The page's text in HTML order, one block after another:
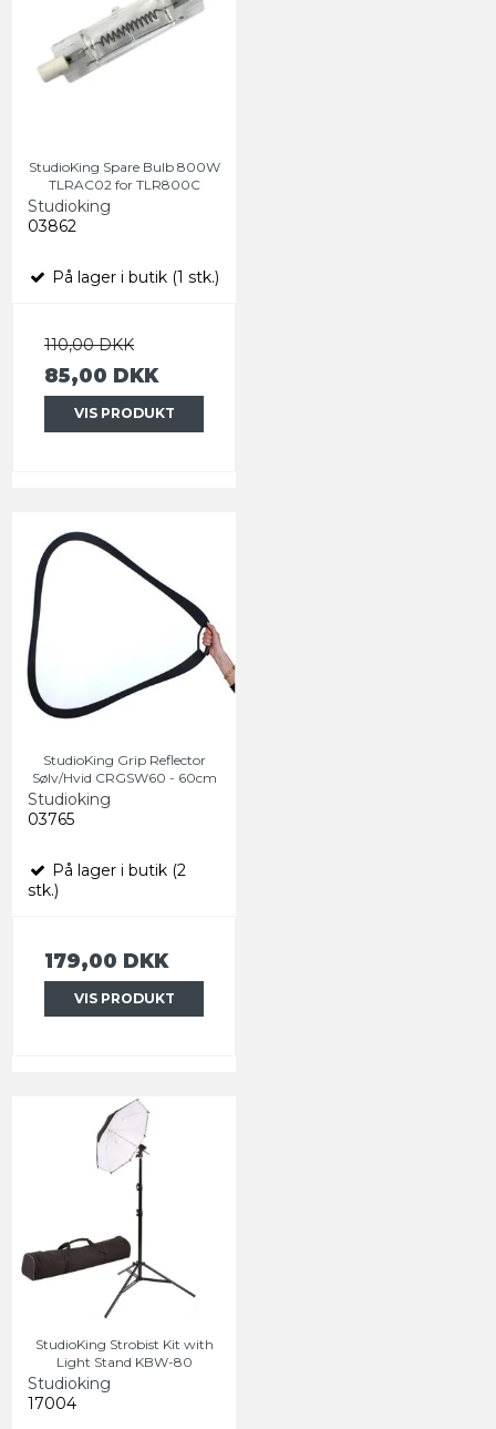
StudioKing Spare Bulb 800W
TLRAC02 for TLR800C
Studioking
03862
På lager i butik (1 stk.)
110,00 DKK
85,00 DKK
VIS PRODUKT
StudioKing Grip Reflector
Sølv/Hvid CRGSW60 - 60cm
Studioking
03765
På lager i butik (2
stk.)
179,00 DKK
VIS PRODUKT
StudioKing Strobist Kit with
Light Stand KBW-80
Studioking
17004